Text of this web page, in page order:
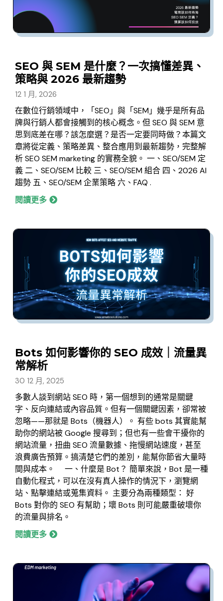
SEO 與 SEM 是什麼？一次搞懂差異、
策略與 2026 最新趨勢
12 1 月, 2026
在數位行銷領域中，「SEO」與「SEM」幾乎是所有品
牌與行銷人都會接觸到的核心概念。但 SEO 與 SEM 意
思到底差在哪？該怎麼選？是否一定要同時做？本篇文
章將從定義、策略差異、整合應用到最新趨勢，完整解
析 SEO SEM marketing 的實務全貌。 一、SEO/SEM 定
義 二、SEO/SEM 比較 三、SEO/SEM 組合 四、2026 AI
趨勢 五、SEO/SEM 企業策略 六、FAQ .
閱讀更多
Bots 如何影響你的 SEO 成效｜流量異
常解析
30 12 月, 2025
多數人談到網站 SEO 時，第一個想到的通常是關鍵
字、反向連結或內容品質。但有一個關鍵因素，卻常被
忽略——那就是 Bots（機器人）。 有些 bots 其實能幫
助你的網站被 Google 搜尋到；但也有一些會干擾你的
網站流量，扭曲 SEO 流量數據、拖慢網站速度，甚至
浪費廣告預算。搞清楚它們的差別，能幫你節省大量時
間與成本。 一、什麼是 Bot？ 簡單來說，Bot 是一種
自動化程式，可以在沒有真人操作的情況下，瀏覽網
站、點擊連結或蒐集資料。 主要分為兩種類型： 好
Bots 對你的 SEO 有幫助；壞 Bots 則可能嚴重破壞你
的流量與排名。
閱讀更多